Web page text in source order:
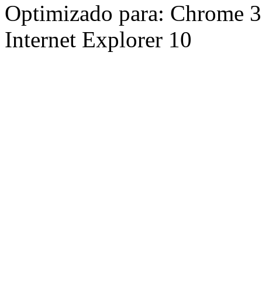
Optimizado para: Chrome
Internet Explorer 10